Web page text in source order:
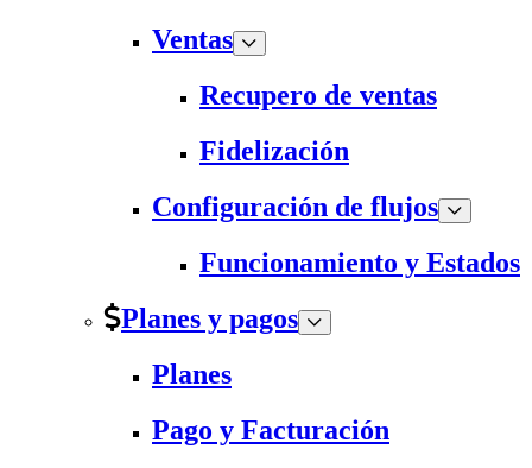
Ventas
Recupero de ventas
Fidelización
Configuración de flujos
Funcionamiento y Estados
Planes y pagos
Planes
Pago y Facturación